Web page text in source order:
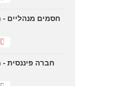
חסמים מנהליים -
חברה פיננסית